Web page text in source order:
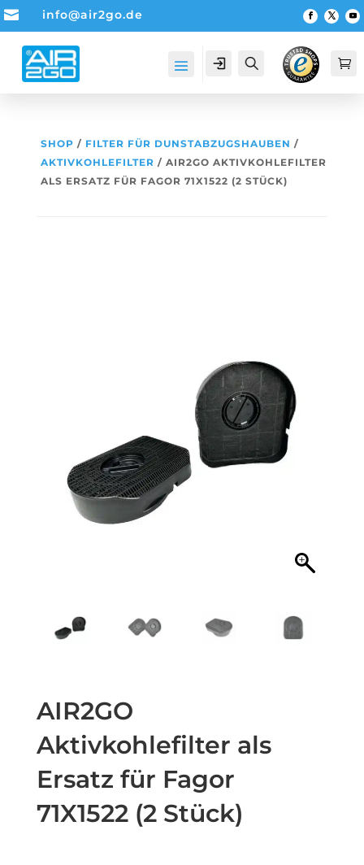
 info@air2go.de
Account Suche 
SHOP / FILTER FÜR DUNSTABZUGSHAUBEN /
AKTIVKOHLEFILTER / AIR2GO AKTIVKOHLEFILTER
ALS ERSATZ FÜR FAGOR 71X1522 (2 STÜCK)
AIR2GO
Aktivkohlefilter als
Ersatz für Fagor
71X1522 (2 Stück)